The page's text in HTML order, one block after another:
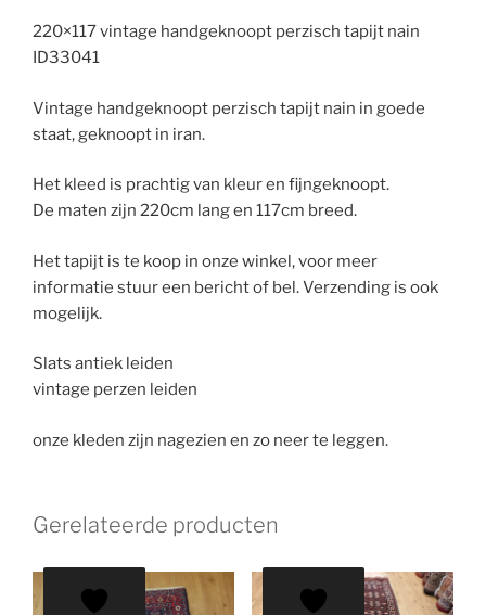
220×117 vintage handgeknoopt perzisch tapijt nain
ID33041
Vintage handgeknoopt perzisch tapijt nain in goede
staat, geknoopt in iran.
Het kleed is prachtig van kleur en fijngeknoopt.
De maten zijn 220cm lang en 117cm breed.
Het tapijt is te koop in onze winkel, voor meer
informatie stuur een bericht of bel. Verzending is ook
mogelijk.
Slats antiek leiden
vintage perzen leiden
onze kleden zijn nagezien en zo neer te leggen.
Gerelateerde producten